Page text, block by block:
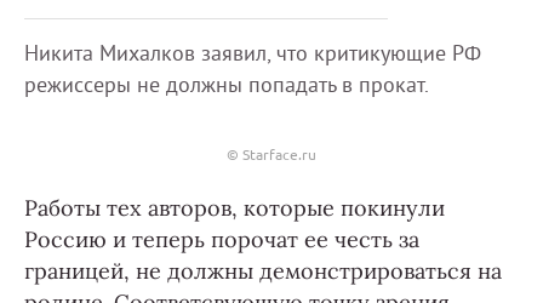
Никита Михалков заявил, что критикующие РФ
режиссеры не должны попадать в прокат.
© Starface.ru
Работы тех авторов, которые покинули
Россию и теперь порочат ее честь за
границей, не должны демонстрироваться на